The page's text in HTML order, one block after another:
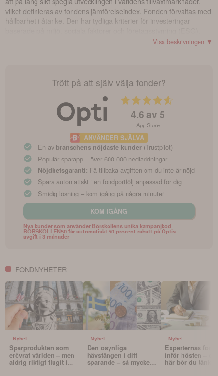
vilket definieras av fondens jämförelseindex. Fonden förvaltas med
hållbarhet i åtanke. Den har tydliga kriterier för investeringar
Valet av företag i fonden baseras i stor utsträckning på en analys
MSCI Emerging Markets Index.
Visa beskrivningen ▼
Trött på att själv välja fonder?
4.6 av 5
App Store
ANVÄNDER SJÄLVA
En av branschens nöjdaste kunder (Trustpilot)
Populär sparapp – över 600 000 nedladdningar
Nöjdhetsgaranti: Få tillbaka avgiften om du inte är nöjd
Spara automatiskt i en fondportfölj anpassad för dig
Smidig lösning – kom igång på några minuter
KOM IGÅNG
Nya kunder som använder Börskollens unika kampanjkod
BORSKOLLEN50 får automatiskt 50 procent rabatt på Optis
avgift i 3 månader
FONDNYHETER
Nyhet
Sparprodukten som
erövrat världen – men
aldrig riktigt flugit i
Nyhet
Den osynliga
hävstången i ditt
sparande – så mycket
Nyhet
Experternas
inför hösten –
här bör du tänka